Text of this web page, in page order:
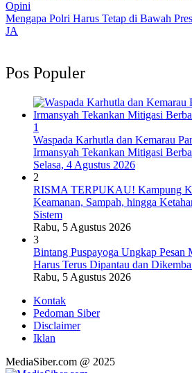
Opini
Mengapa Polri Harus Tetap di Bawah
JA
Pos Populer
1
Waspada Karhutla dan Kemarau
Irmansyah Tekankan Mitigasi
Selasa, 4 Agustus 2026
2
RISMA TERPUKAU! Kampung
Keamanan, Sampah, hingga
Sistem
Rabu, 5 Agustus 2026
3
Bintang Puspayoga Ungkap Pesan
Harus Terus Dipantau dan
Rabu, 5 Agustus 2026
Kontak
Pedoman Siber
Disclaimer
Iklan
MediaSiber.com @ 2025